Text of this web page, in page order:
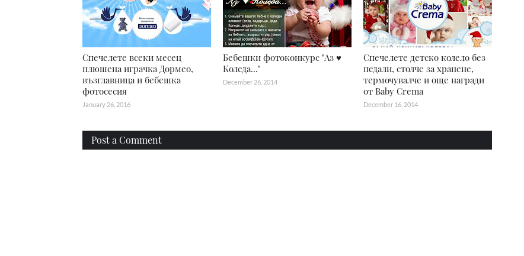
Спечелете всеки месец
плюшена играчка Дормео,
възглавница и бебешка
фотосесия
January 26, 2016
Бебешки фотоконкурс "Аз ♥
Коледа..."
December 26, 2014
Спечелете детско колело без
педали, столче за хранене,
термочувалче и още награди
от Baby Crema
December 16, 2014
Post a Comment